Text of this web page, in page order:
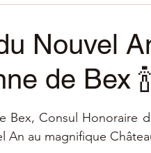
Nouvel
de Bex 🍾
Bex, Consul Honoraire
au magnifique